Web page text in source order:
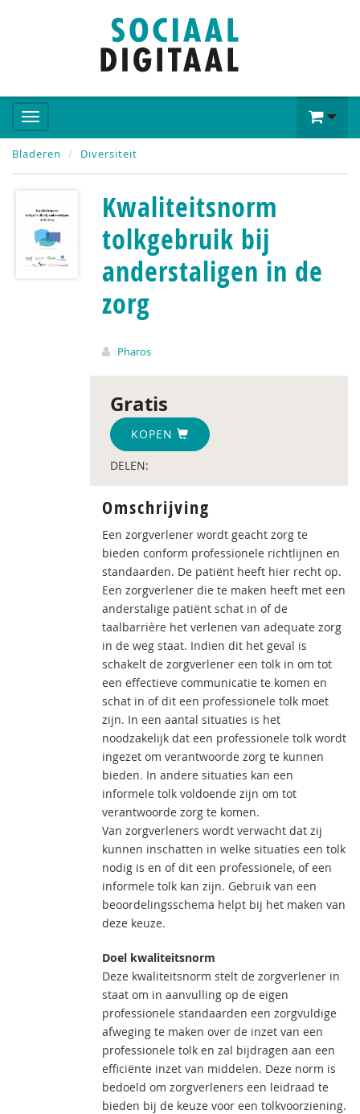
Bladeren Diversiteit
Kwaliteitsnorm
tolkgebruik bij
anderstaligen in de
zorg
Pharos
Gratis
KOPEN
DELEN:
Omschrijving
Een zorgverlener wordt geacht zorg te
bieden conform professionele richtlijnen en
standaarden. De patiënt heeft hier recht op.
Een zorgverlener die te maken heeft met een
anderstalige patiënt schat in of de
taalbarrière het verlenen van adequate zorg
in de weg staat. Indien dit het geval is
schakelt de zorgverlener een tolk in om tot
een effectieve communicatie te komen en
schat in of dit een professionele tolk moet
zijn. In een aantal situaties is het
noodzakelijk dat een professionele tolk wordt
ingezet om verantwoorde zorg te kunnen
bieden. In andere situaties kan een
informele tolk voldoende zijn om tot
verantwoorde zorg te komen.
Van zorgverleners wordt verwacht dat zij
kunnen inschatten in welke situaties een tolk
nodig is en of dit een professionele, of een
informele tolk kan zijn. Gebruik van een
beoordelingsschema helpt bij het maken van
deze keuze.
Doel kwaliteitsnorm
Deze kwaliteitsnorm stelt de zorgverlener in
staat om in aanvulling op de eigen
professionele standaarden een zorgvuldige
afweging te maken over de inzet van een
professionele tolk en zal bijdragen aan een
efficiënte inzet van middelen. Deze norm is
bedoeld om zorgverleners een leidraad te
bieden bij de keuze voor een tolkvoorziening.